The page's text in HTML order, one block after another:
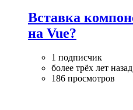
Вставка
на Vue?
1 подписчик
более трёх лет назад
186 просмотров